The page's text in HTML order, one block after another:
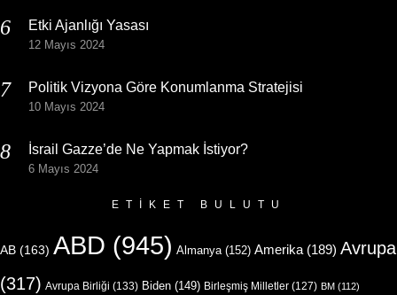
Etki Ajanlığı Yasası
12 Mayıs 2024
Politik Vizyona Göre Konumlanma Stratejisi
10 Mayıs 2024
İsrail Gazze’de Ne Yapmak İstiyor?
6 Mayıs 2024
ETIKET BULUTU
AB (163) ABD (945) Almanya(152) Amerika (189) Avrupa
(317) Avrupa Birliği (133) Biden (149) Birleşmiş Milletler (127) BM (112)